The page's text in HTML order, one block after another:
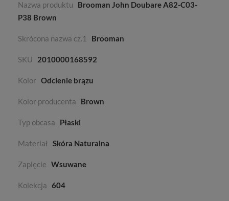
Nazwa produktu
Brooman John Doubare A82-C03-
P38 Brown
Skrócona nazwa cz.1 Brooman
SKU 2010000168592
Kolor Odcienie brązu
Kolor producenta Brown
Typ obcasa Płaski
Materiał Skóra Naturalna
Zapięcie Wsuwane
Kolekcja 604